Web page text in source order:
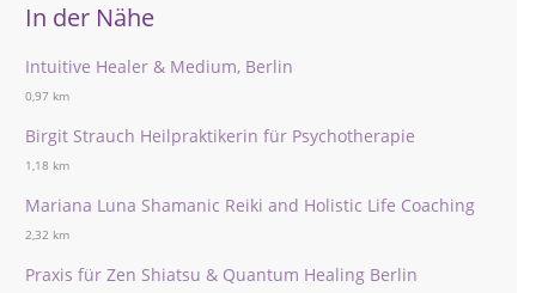
In der Nähe
Intuitive Healer & Medium, Berlin
0,97 km
Birgit Strauch Heilpraktikerin für Psychotherapie
1,18 km
Mariana Luna Shamanic Reiki and Holistic Life Coaching
2,32 km
Praxis für Zen Shiatsu & Quantum Healing Berlin